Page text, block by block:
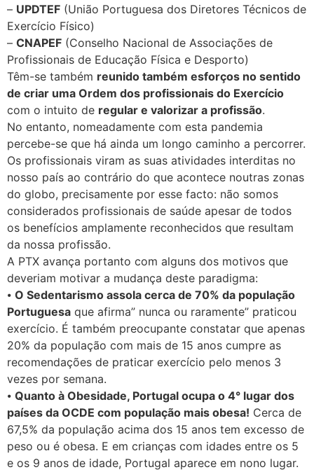
– UPDTEF (União Portuguesa dos Diretores Técnicos de
Exercício Físico)
– CNAPEF (Conselho Nacional de Associações de
Profissionais de Educação Física e Desporto)
Têm-se também reunido também esforços no sentido
de criar uma Ordem dos profissionais do Exercício
com o intuito de regular e valorizar a profissão.
No entanto, nomeadamente com esta pandemia
percebe-se que há ainda um longo caminho a percorrer.
Os profissionais viram as suas atividades interditas no
nosso país ao contrário do que acontece noutras zonas
do globo, precisamente por esse facto: não somos
considerados profissionais de saúde apesar de todos
os benefícios amplamente reconhecidos que resultam
da nossa profissão.
A PTX avança portanto com alguns dos motivos que
deveriam motivar a mudança deste paradigma:
⦁ O Sedentarismo assola cerca de 70% da população
Portuguesa que afirma” nunca ou raramente” praticou
exercício. É também preocupante constatar que apenas
20% da população com mais de 15 anos cumpre as
recomendações de praticar exercício pelo menos 3
vezes por semana.
⦁ Quanto à Obesidade, Portugal ocupa o 4° lugar dos
países da OCDE com população mais obesa! Cerca de
67,5% da população acima dos 15 anos tem excesso de
peso ou é obesa. E em crianças com idades entre os 5
e os 9 anos de idade, Portugal aparece em nono lugar.